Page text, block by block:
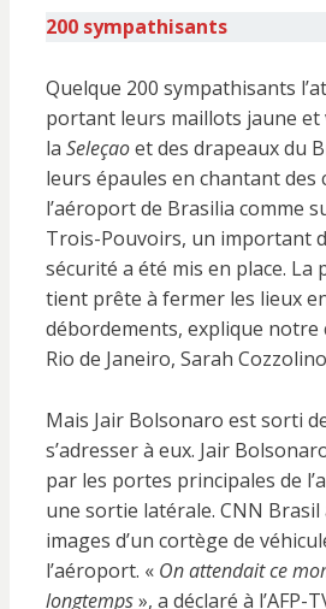
200 sympathisants
Quelque 200 sympathisants
portant leurs maillots jaune et
la Seleçaoet des drapeaux du
leurs épaules en chantant des
l’aéroport de Brasilia comme
Trois-Pouvoirs, un important
sécurité a été mis en place. La
tient prête à fermer les lieux
débordements, explique
Rio de Janeiro, Sarah
Mais Jair Bolsonaro est sorti
s’adresser à eux. Jair
par les portes principales de
une sortie latérale. CNN Brasil
images d’un cortège de
l’aéroport. « On attendait ce
longtemps», a déclaré à l’AFP-